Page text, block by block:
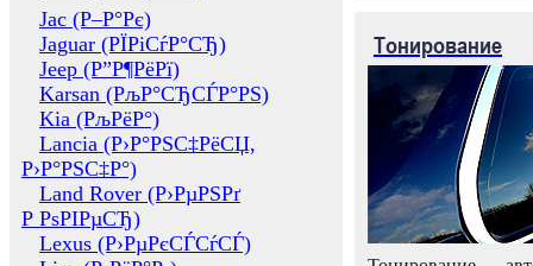
Jac (Р–Р°Рє)
Jaguar (РЇРіСѓР°СЂ)
Jeep (Р”Р¶РёРї)
Karsan (РљР°СЂСЃР°РЅ)
Kia (РљРёР°)
Lancia (Р›Р°РЅС‡РёСЏ,
Р›Р°РЅС‡Р°)
Land Rover (Р›РµРЅРґ
Р РѕРІРµСЂ)
Lexus (Р›РµРєСЃСѓСЃ)
Тонирование